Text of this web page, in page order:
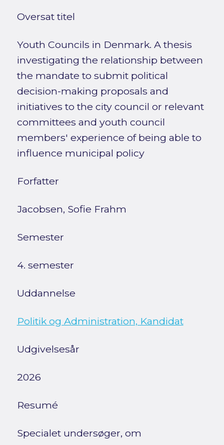
Oversat titel
Youth Councils in Denmark. A thesis
investigating the relationship between
the mandate to submit political
decision-making proposals and
initiatives to the city council or relevant
committees and youth council
members' experience of being able to
influence municipal policy
Forfatter
Jacobsen, Sofie Frahm
Semester
4. semester
Uddannelse
Politik og Administration, Kandidat
Udgivelsesår
2026
Resumé
Specialet undersøger, om